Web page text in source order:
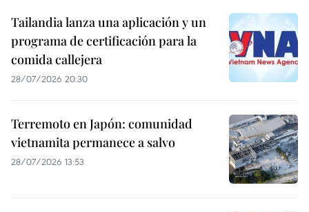
Tailandia lanza una aplicación y un
programa de certificación para la
comida callejera
28/07/2026 20:30
Terremoto en Japón: comunidad
vietnamita permanece a salvo
28/07/2026 13:53